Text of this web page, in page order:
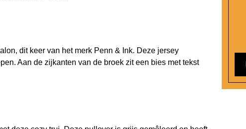
dit keer van het merk Penn & Ink. Deze jersey
Aan de zijkanten van de broek zit een bies met tekst